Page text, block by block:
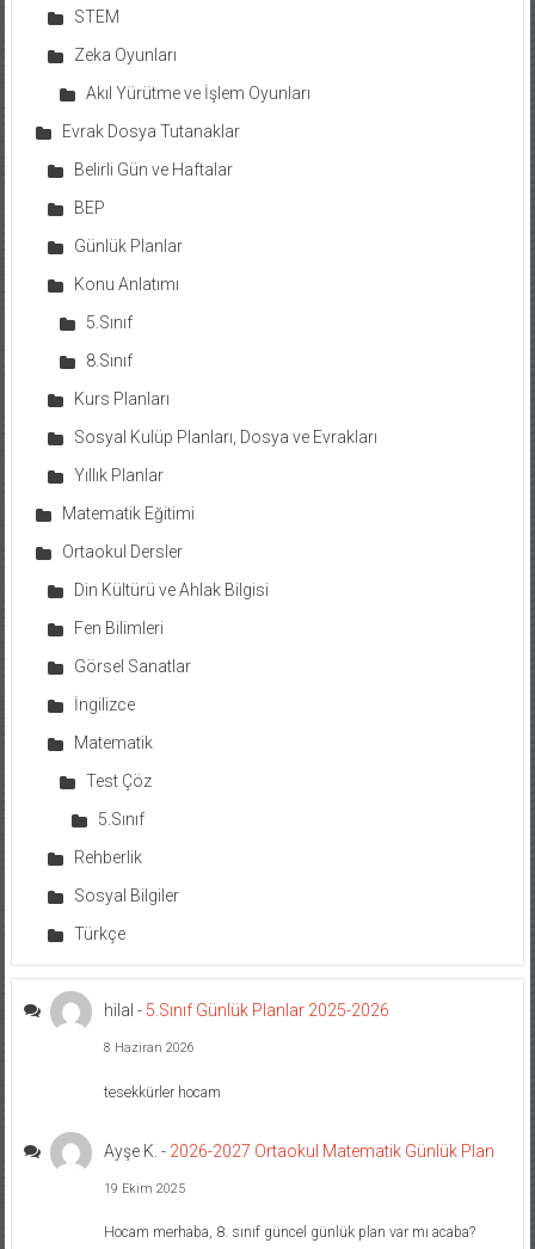
STEM
Zeka Oyunları
Akıl Yürütme ve İşlem Oyunları
Evrak Dosya Tutanaklar
Belirli Gün ve Haftalar
BEP
Günlük Planlar
Konu Anlatımı
5.Sınıf
8.Sınıf
Kurs Planları
Sosyal Kulüp Planları, Dosya ve Evrakları
Yıllık Planlar
Matematik Eğitimi
Ortaokul Dersler
Din Kültürü ve Ahlak Bilgisi
Fen Bilimleri
Görsel Sanatlar
İngilizce
Matematik
Test Çöz
5.Sınıf
Rehberlik
Sosyal Bilgiler
Türkçe
hilal - 5.Sınıf Günlük Planlar 2025-2026
8 Haziran 2026
tesekkürler hocam
Ayşe K. - 2026-2027 Ortaokul Matematik Günlük Plan
19 Ekim 2025
Hocam merhaba, 8. sınıf güncel günlük plan var mı acaba?